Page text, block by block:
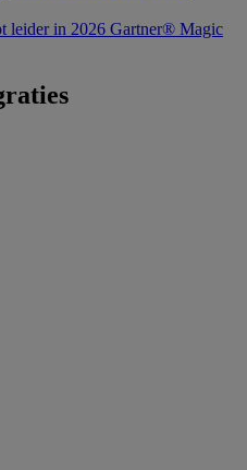
leider in 2026 Gartner® Magic